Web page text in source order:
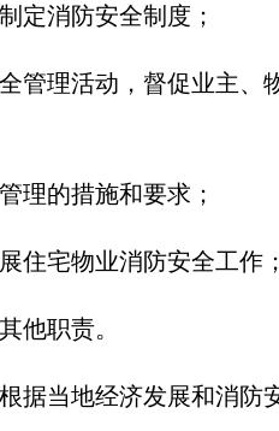
定消防安全制度；
管理活动，督促业主
理的措施和要求；
住宅物业消防安全工作；
他职责。
据当地经济发展和消防